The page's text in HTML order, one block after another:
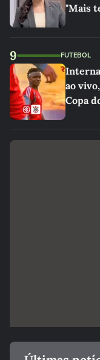
"Mais
9 FUTEBOL
ao
Copa